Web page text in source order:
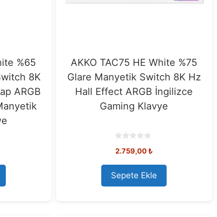
%65
8K
ARGB
AKKO TAC75 HE White %75
Glare Manyetik Switch 8K Hz
Hall Effect ARGB İngilizce
Gaming Klavye
o
t
o
f
5
2.759,00₺
Sepete Ekle